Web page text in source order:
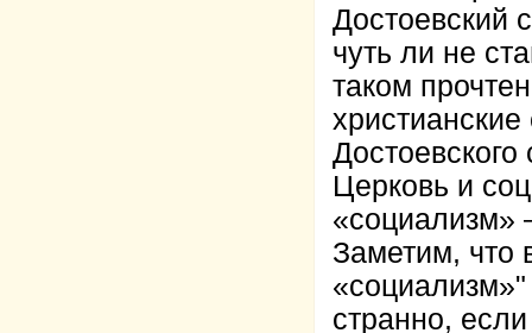
Достоевский
чуть ли не
таком
Церковь и
«социализм»
Заметим, что
странно,